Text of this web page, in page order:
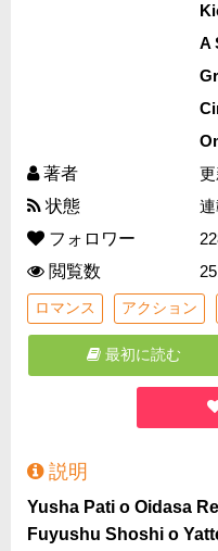
A
著者
状態
フォロワー
閲覧数
ロマンス アクション
最初に読む
説明
Yusha Pati o Oidasa
Fuyushu Shoshi o